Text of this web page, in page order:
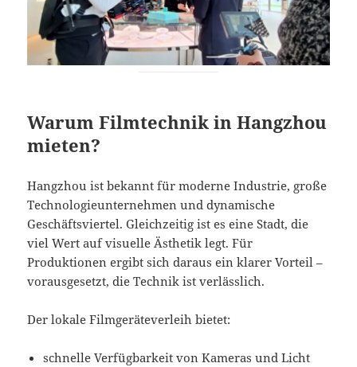
Warum Filmtechnik in Hangzhou
mieten?
Hangzhou ist bekannt für moderne Industrie, große
Technologieunternehmen und dynamische
Geschäftsviertel. Gleichzeitig ist es eine Stadt, die
viel Wert auf visuelle Ästhetik legt. Für
Produktionen ergibt sich daraus ein klarer Vorteil –
vorausgesetzt, die Technik ist verlässlich.
Der lokale Filmgeräteverleih bietet:
schnelle Verfügbarkeit von Kameras und Licht